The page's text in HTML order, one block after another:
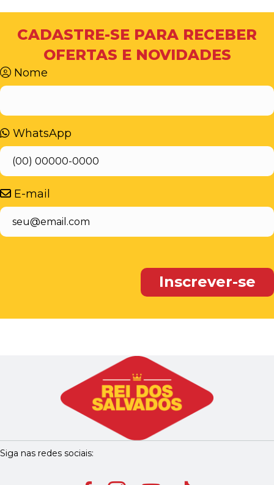
CADASTRE-SE PARA RECEBER
OFERTAS E NOVIDADES
Nome
WhatsApp
E-mail
Siga nas redes sociais: